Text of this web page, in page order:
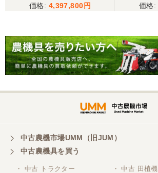
4,397,800
中古農機市場UMM（旧JUM）
中古農機具を買う
・ 中古 トラクター ・ 中古 田植機